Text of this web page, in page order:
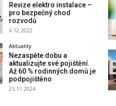
Revize elektro instalace –
pro bezpečný chod
rozvodů
6.12.2022
Aktuality
Nezaspěte dobu a
aktualizujte své pojištění.
Až 60 % rodinných domů je
podpojištěno
25.11.2024